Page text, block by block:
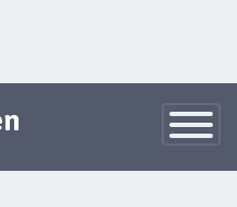
Toggle